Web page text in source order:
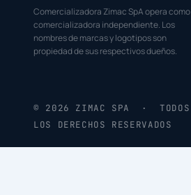
Comercializadora Zimac SpA opera como
comercializadora independiente. Los
nombres de marcas y logotipos son
propiedad de sus respectivos dueños.
© 2026 ZIMAC SPA · TODOS
LOS DERECHOS RESERVADOS